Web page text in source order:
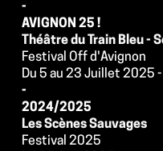
-
AVIGNON 25 !
Théâtre du Train Bleu -
Festival Off d'Avignon
Du 5 au 23 Juillet 2025 -
-
2024/2025
Les Scènes Sauvages
Festival 2025